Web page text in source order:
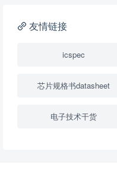
降压转换器（继承开关）
USB隔离器 1
友情链接
icspec
芯片规格书datasheet
电子技术干货